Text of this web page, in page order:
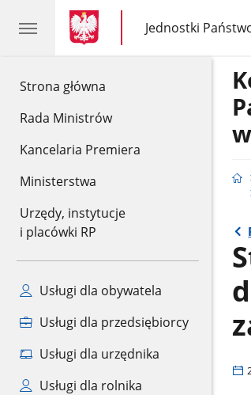
Strona główna
Rada Ministrów
Kancelaria Premiera
Ministerstwa
Urzędy, instytucje
i placówki RP
Usługi dla obywatela
Usługi dla przedsiębiorcy
Usługi dla urzędnika
Usługi dla rolnika
gov.pl
gov.pl
Jednostki
gov.pl
Jednostki
Państwowej